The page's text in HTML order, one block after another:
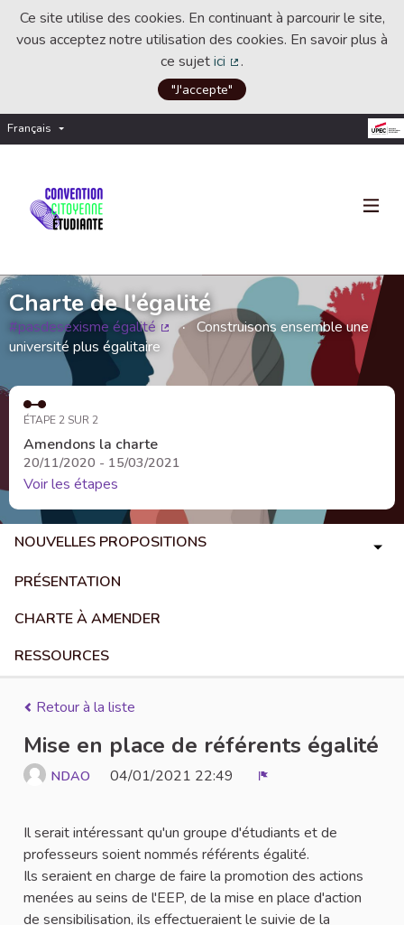
Ce site utilise des cookies. En continuant à parcourir le site,
vous acceptez notre utilisation des cookies. En savoir plus à
ce sujetici
(Lien externe)
.
"J'accepte"
Français Choisir la langue
Charte de l'égalité
#pasdesexisme égalité
(Lien externe)
Construisons ensemble une
université plus égalitaire
ÉTAPE 2 SUR 2
Amendons la charte
20/11/2020 - 15/03/2021
Voir les étapes
NOUVELLES PROPOSITIONS
PRÉSENTATION
CHARTE À AMENDER
RESSOURCES
Retour à la liste
Mise en place de référents égalité
NDAO 04/01/2021 22:49
Il serait intéressant qu'un groupe d'étudiants et de
professeurs soient nommés référents égalité.
Ils seraient en charge de faire la promotion des actions
menées au seins de l'EEP, de la mise en place d'action
de sensibilisation, ils effectueraient le suivie de la